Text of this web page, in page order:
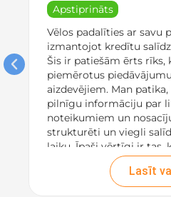
Apstiprināts
Vēlos padalīties ar savu
izmantojot kredītu
Šis ir patiešām ērts rīks,
piemērotus
aizdevējiem. Man
pilnīgu informāciju par
noteikumiem un
strukturēti un viegli
laiku. Īpaši vērtīgi ir tas,
no slēptām maksām, jo
pārskatāmas un uzreiz
pateicoties platformai,
Lasīt